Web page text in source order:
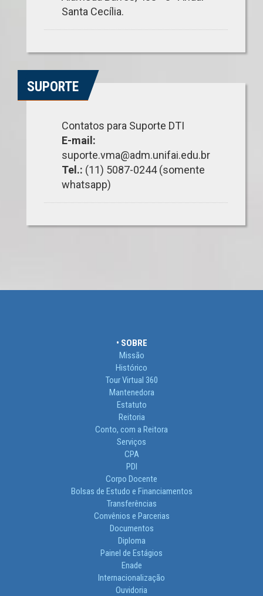
Santa Cecília.
SUPORTE
Contatos para Suporte DTI
E-mail:
suporte.vma@adm.unifai.edu.br
Tel.: (11) 5087-0244 (somente
whatsapp)
• SOBRE
Missão
Histórico
Tour Virtual 360
Mantenedora
Estatuto
Reitoria
Conto, com a Reitora
Serviços
CPA
PDI
Corpo Docente
Bolsas de Estudo e Financiamentos
Transferências
Convênios e Parcerias
Documentos
Diploma
Painel de Estágios
Enade
Internacionalização
Ouvidoria